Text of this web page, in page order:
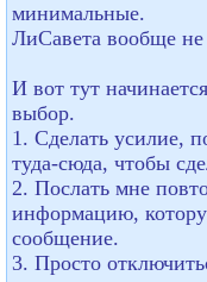
минимальные.
ЛиСавета вообще
И вот тут
выбор.
1. Сделать усилие,
туда-сюда, чтобы
2. Послать мне
информацию,
сообщение.
3. Просто